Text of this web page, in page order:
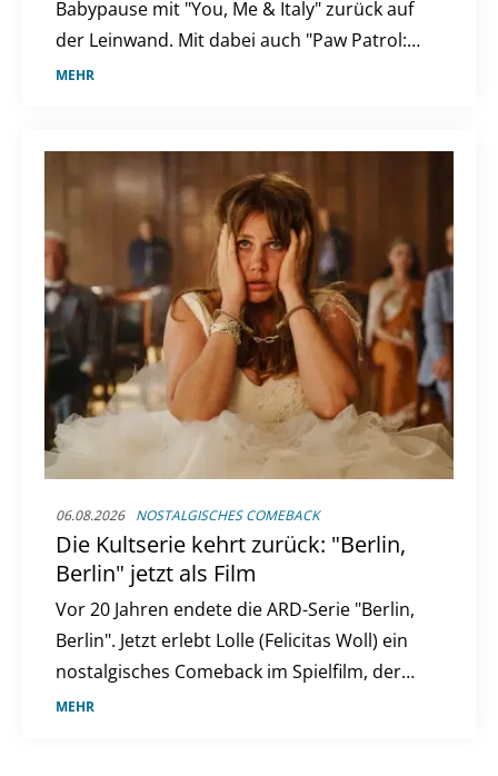
Babypause mit "You, Me & Italy" zurück auf
der Leinwand. Mit dabei auch "Paw Patrol:
Der Dino Film" und "Nightborn". Ein
MEHR
06.08.2026 NOSTALGISCHES COMEBACK
Die Kultserie kehrt zurück: "Berlin,
Berlin" jetzt als Film
Vor 20 Jahren endete die ARD-Serie "Berlin,
Berlin". Jetzt erlebt Lolle (Felicitas Woll) ein
nostalgisches Comeback im Spielfilm, der
die Fans erneut in ihren Bann zieht.
MEHR